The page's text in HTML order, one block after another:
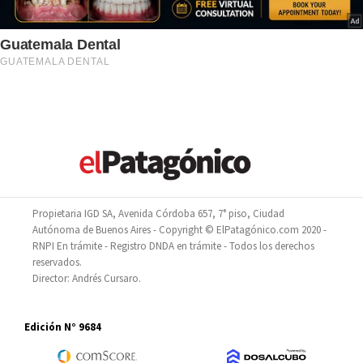
Propietaria IGD SA, Avenida Córdoba 657, 7° piso, Ciudad
Autónoma de Buenos Aires - Copyright © ElPatagónico.com 2020 -
RNPI En trámite - Registro DNDA en trámite - Todos los derechos
reservados.
Director: Andrés Cursaro.
Edición N° 9684